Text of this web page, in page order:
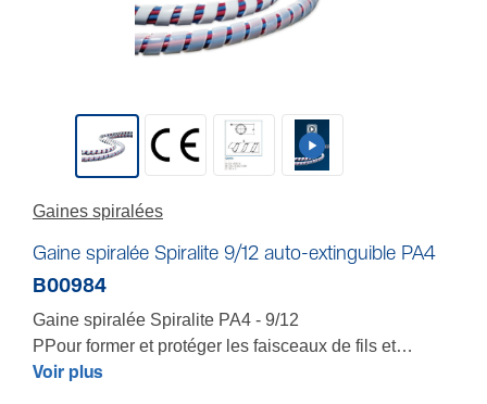
Gaines spira­lées
Gaine spiralée Spiralite 9/12 auto-extinguible PA4
B00984
Gaine spiralée Spiralite PA4 - 9/12
PPour former et protéger les faisceaux de fils et
organiser leur cheminement jusqu'aux endroits
Voir plus